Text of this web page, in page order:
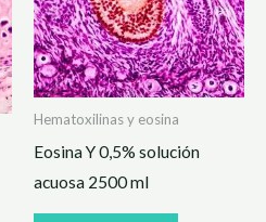
Hematoxilinas y eosina
Eosina Y 0,5% solución
acuosa 2500 ml